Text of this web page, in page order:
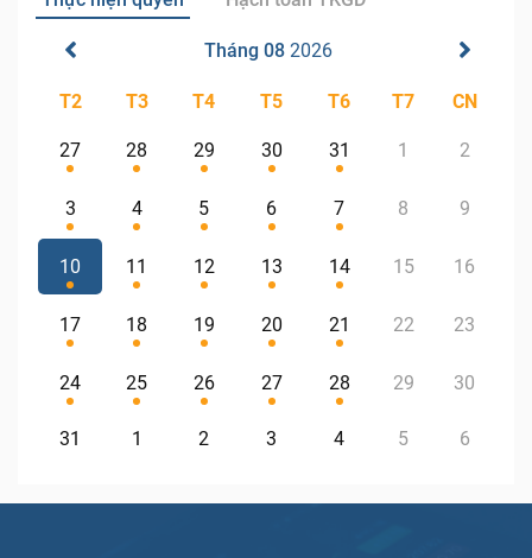
Tháng 08 2026
T2 T3 T4 T5 T6 T7 CN
27 28 29 30 31 1 2
3 4 5 6 7 8 9
10 11 12 13 14 15 16
17 18 19 20 21 22 23
24 25 26 27 28 29 30
31 1 2 3 4 5 6